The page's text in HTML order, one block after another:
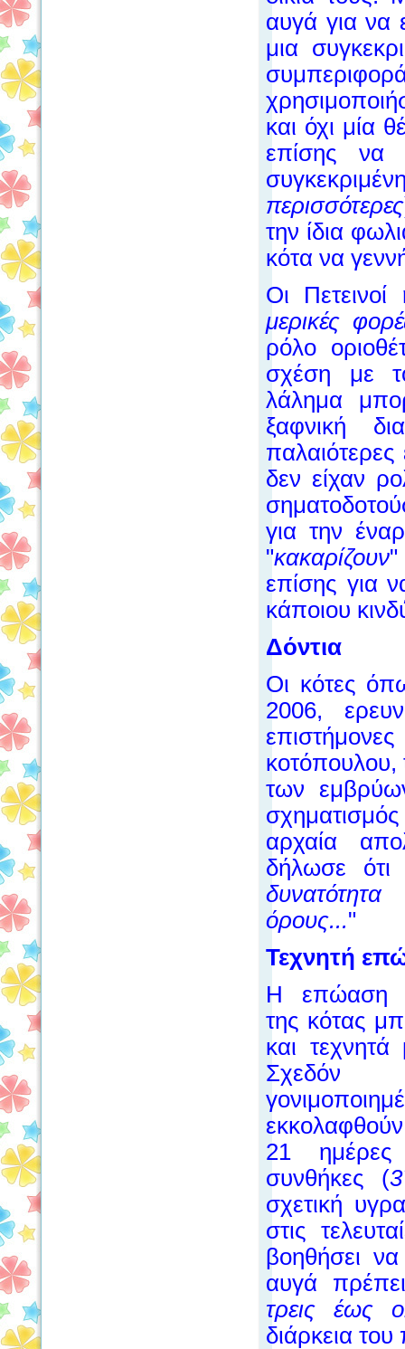
αυγά για να
μια
και όχι μία
επίσης να
περισσότερες
την ίδια
κότα να
Οι
μερικές
ρόλο
σχέση με
λάλημα
ξαφνική
δεν είχαν
για την
"κακαρίζουν"
επίσης για
κάποιου
Δόντια
Οι κότες
2006,
κοτόπουλου,
των
αρχαία
δήλωσε
όρους..."
Τεχνητή
Η επώαση
της κότας
και τεχνητά
21
συνθήκες (
σχετική
στις
βοηθήσει
αυγά
τρεις έως
διάρκεια